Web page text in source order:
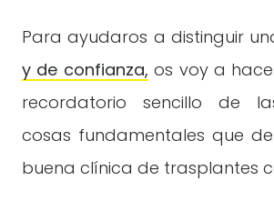
Para ayudaros a distinguir
y de confianza, os voy a
recordatorio sencillo de
cosas fundamentales que
buena clínica de trasplantes